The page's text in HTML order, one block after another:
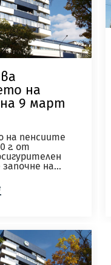
на
9 март
на пенсиите
г. от
на...